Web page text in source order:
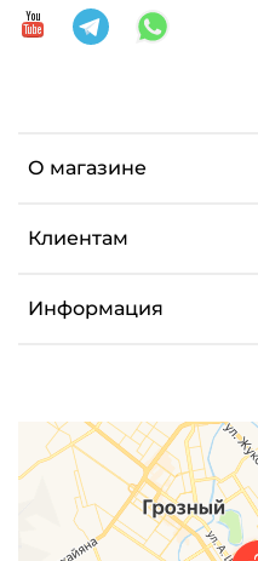
О магазине
Клиентам
Информация